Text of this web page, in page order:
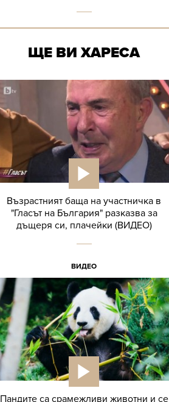
ЩЕ ВИ ХАРЕСА
Възрастният баща на участничка в
"Гласът на България" разказва за
дъщеря си, плачейки (ВИДЕО)
ВИДЕО
Пандите са срамежливи животни и се